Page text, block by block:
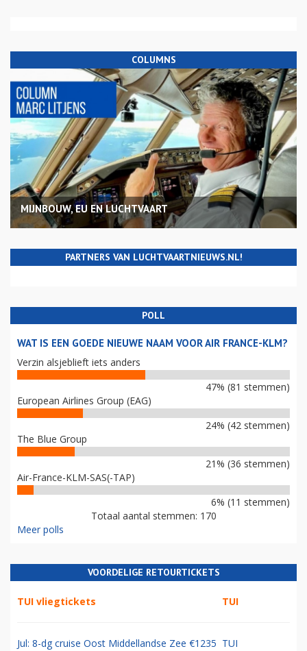
COLUMNS
MIJNBOUW, EU EN LUCHTVAART
PARTNERS VAN LUCHTVAARTNIEUWS.NL!
POLL
WAT IS EEN GOEDE NIEUWE NAAM VOOR AIR FRANCE-KLM?
Verzin alsjeblieft iets anders
47% (81 stemmen)
European Airlines Group (EAG)
24% (42 stemmen)
The Blue Group
21% (36 stemmen)
Air-France-KLM-SAS(-TAP)
6% (11 stemmen)
Totaal aantal stemmen: 170
Meer polls
VOORDELIGE RETOURTICKETS
TUI vliegtickets TUI
Jul: 8-dg cruise Oost Middellandse Zee €1235 TUI